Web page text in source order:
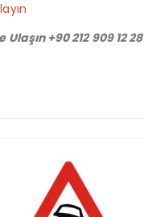
Ulaşın +90 212 909 12 28